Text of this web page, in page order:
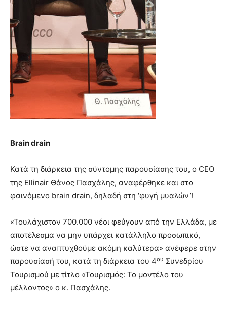
Braindrain
Κατά τη διάρκεια της σύντομης παρουσίασης του, ο CEO
της Ellinair Θάνος Πασχάλης, αναφέρθηκε και στο
φαινόμενο brain drain, δηλαδή στη ‘φυγή μυαλών’!
«Τουλάχιστον 700.000 νέοι φεύγουν από την Ελλάδα, με
αποτέλεσμα να μην υπάρχει κατάλληλο προσωπικό,
ώστε να αναπτυχθούμε ακόμη καλύτερα» ανέφερε στην
παρουσίασή του, κατά τη διάρκεια του 4ου Συνεδρίου
Τουρισμού με τίτλο «Τουρισμός: Το μοντέλο του
μέλλοντος» ο κ. Πασχάλης.